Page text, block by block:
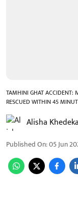
TAMHINI GHAT ACCIDENT:
RESCUED WITHIN 45
Alisha
Published On:05 Jun